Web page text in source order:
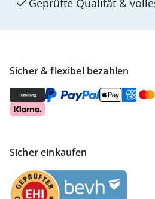
Sicher & flexibel bezahlen
Sicher einkaufen
Geprüfte Qualität &